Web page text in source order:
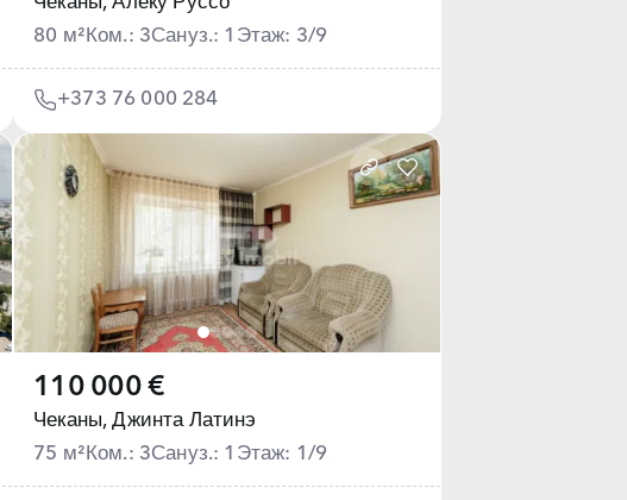
80 м² Ком.: 3Сануз.: 1 Этаж: 3/9
+373 76 000 284
110 000 €
Чеканы, Джинта Латинэ
75 м² Ком.: 3Сануз.: 1 Этаж: 1/9